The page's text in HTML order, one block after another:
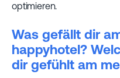
optimieren.
Was gefällt dir
happyhotel?
dir gefühlt am